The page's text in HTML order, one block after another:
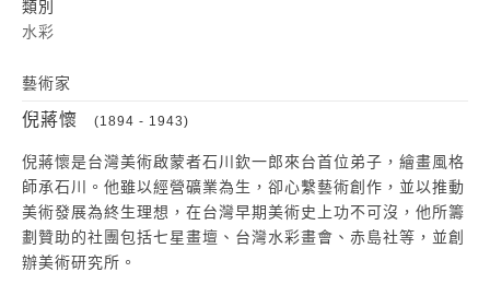
類別
水彩
藝術家
倪蔣懷 (1894 - 1943)
倪蔣懷是台灣美術啟蒙者石川欽一郎來台首位弟子，繪畫風格
師承石川。他雖以經營礦業為生，卻心繫藝術創作，並以推動
美術發展為終生理想，在台灣早期美術史上功不可沒，他所籌
劃贊助的社團包括七星畫壇、台灣水彩畫會、赤島社等，並創
辦美術研究所。